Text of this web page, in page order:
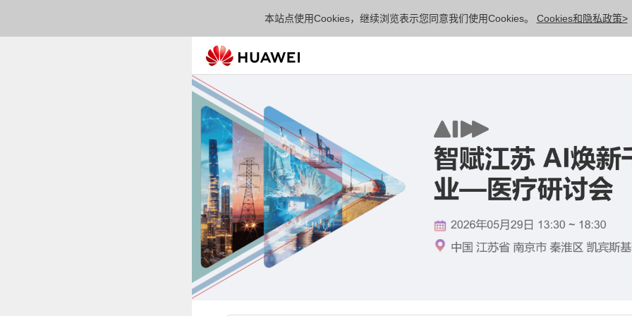
本站点使用Cookies，继续浏览表示您同意我们使用Cookies。 Cookies和隐私政策>